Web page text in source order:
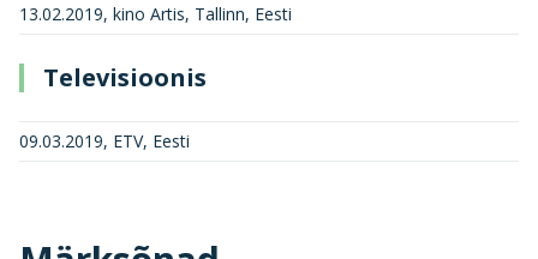
13.02.2019, kino Artis, Tallinn, Eesti
Televisioonis
09.03.2019, ETV, Eesti